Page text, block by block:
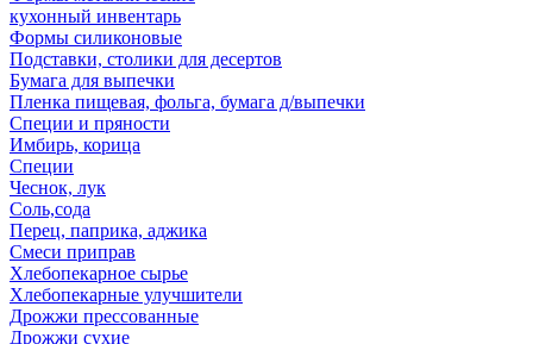
кухонный инвентарь
Формы силиконовые
Подставки, столики для десертов
Бумага для выпечки
Пленка пищевая, фольга, бумага д/выпечки
Специи и пряности
Имбирь, корица
Специи
Чеснок, лук
Соль,сода
Перец, паприка, аджика
Смеси приправ
Хлебопекарное сырье
Хлебопекарные улучшители
Дрожжи прессованные
Дрожжи сухие